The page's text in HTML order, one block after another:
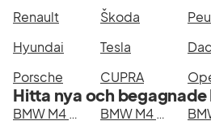
Renault
Škoda
Hyundai
Tesla
Porsche
CUPRA
Hitta nya och begagnade
BMW M4 Competition xDrive Coupé i Stockholm BMW M4 Competition xDrive Coupé i Göteborg